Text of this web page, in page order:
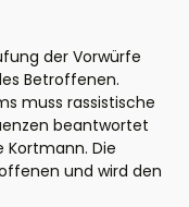
der Vorwürfe
Betroffenen.
muss rassistische
beantwortet
Kortmann. Die
und wird den